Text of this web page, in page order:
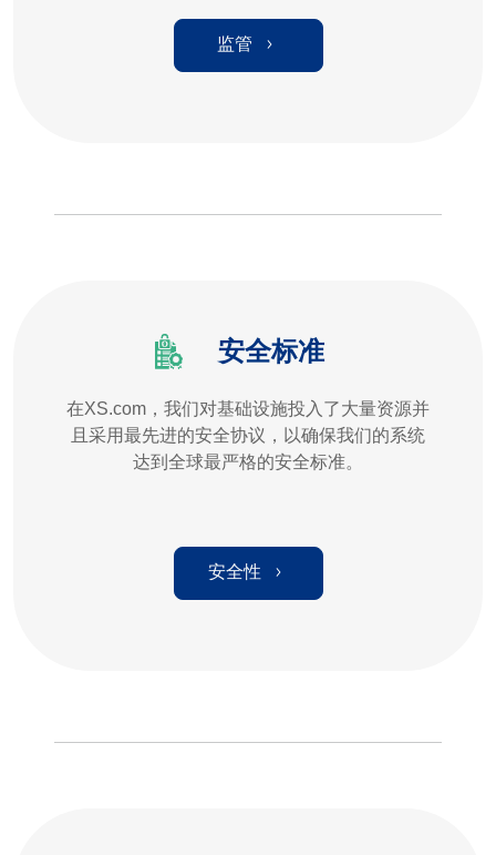
监管
安全标准
在XS.com，我们对基础设施投入了大量资源并
且采用最先进的安全协议，以确保我们的系统
达到全球最严格的安全标准。
安全性